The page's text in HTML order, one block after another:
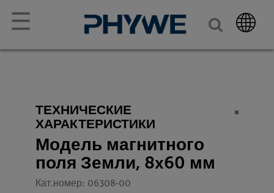
☰
ТЕХНИЧЕСКИЕ
ХАРАКТЕРИСТИКИ
Модель магнитного
поля Земли, 8x60 мм
Кат.номер: 06308-00